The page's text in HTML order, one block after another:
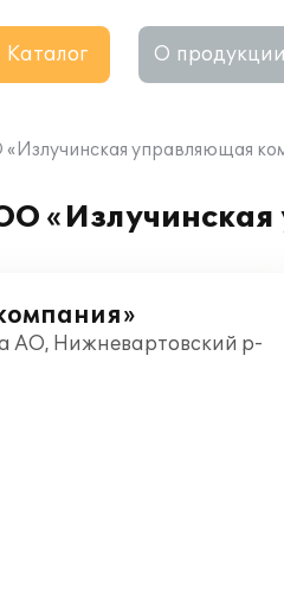
Каталог О продукции
управляющая
АО, Нижневартовский р-